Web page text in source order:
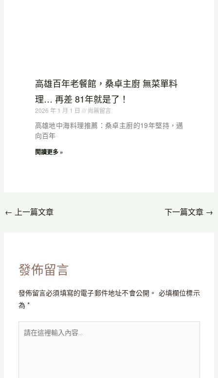
高雄百年老餐館，桑卓主廚 無菜單料
理… 再差 81年就是了！
2026 年 1 月 1 日 尚無留言
高雄地中海料理推薦：桑卓主廚的19年堅持，邁
向百年
閱讀更多 »
← 上一篇文章 下一篇文章 →
發佈留言
發佈留言必須填寫的電子郵件地址不會公開。 必填欄位標示
為 *
在